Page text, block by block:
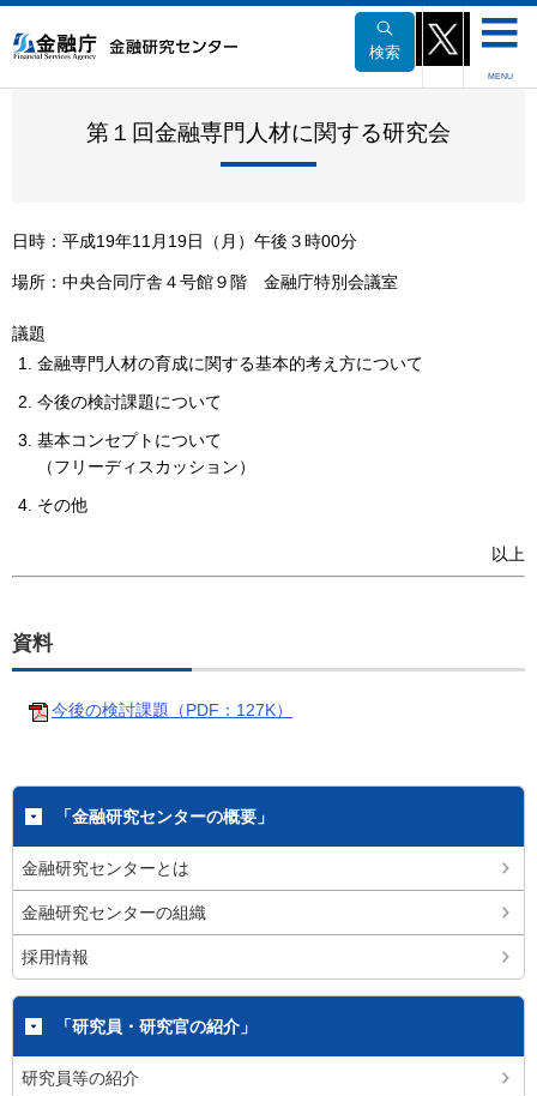
文
検索
MENU
第１回金融専門人材に関する研究会
日時：平成19年11月19日（月）午後３時00分
場所：中央合同庁舎４号館９階 金融庁特別会議室
議題
金融専門人材の育成に関する基本的考え方について
今後の検討課題について
基本コンセプトについて
（フリーディスカッション）
その他
以上
資料
今後の検討課題（PDF：127K）
「金融研究センターの概要」
金融研究センターとは
金融研究センターの組織
採用情報
「研究員・研究官の紹介」
研究員等の紹介